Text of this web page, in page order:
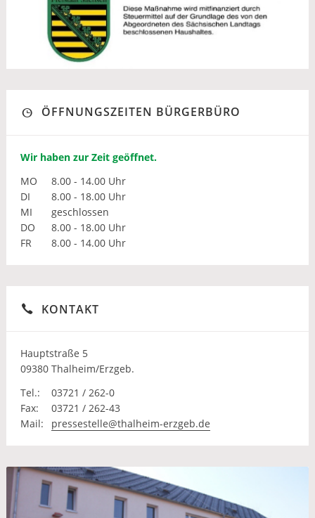
ÖFFNUNGSZEITEN BÜRGERBÜRO
Wir haben zur Zeit geöffnet.
MO
8.00 - 14.00 Uhr
DI
8.00 - 18.00 Uhr
MI
geschlossen
DO
8.00 - 18.00 Uhr
FR
8.00 - 14.00 Uhr
KONTAKT
Hauptstraße 5
09380 Thalheim/Erzgeb.
Tel.:
03721 / 262-0
Fax:
03721 / 262-43
Mail:
pressestelle@thalheim-erzgeb.de